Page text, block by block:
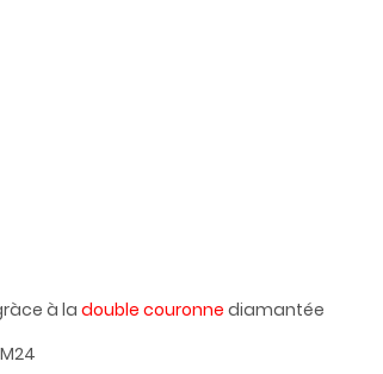
à la double couronne diamantée